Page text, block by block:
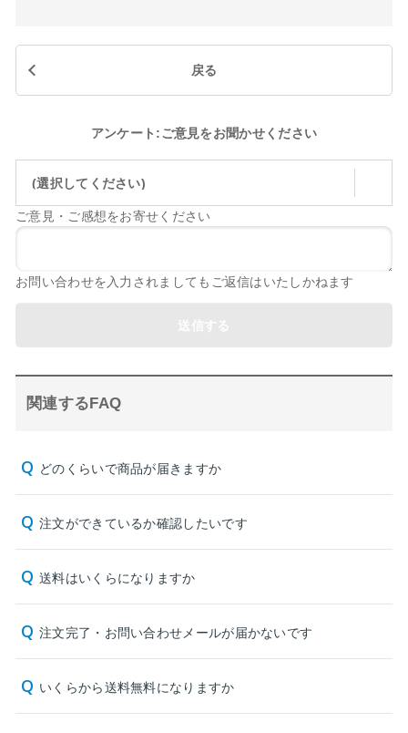
戻る
アンケート:ご意見をお聞かせください
(選択してください)
ご意見・ご感想をお寄せください
お問い合わせを入力されましてもご返信はいたしかねます
関連するFAQ
どのくらいで商品が届きますか
注文ができているか確認したいです
送料はいくらになりますか
注文完了・お問い合わせメールが届かないです
いくらから送料無料になりますか